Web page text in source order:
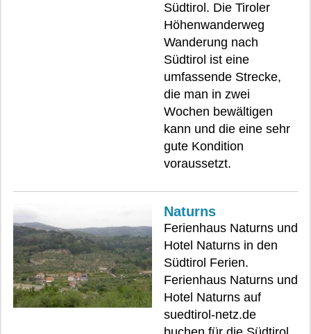
Südtirol. Die Tiroler
Höhenwanderweg
Wanderung nach
Südtirol ist eine
umfassende Strecke,
die man in zwei
Wochen bewältigen
kann und die eine sehr
gute Kondition
voraussetzt.
Naturns
Ferienhaus Naturns und
Hotel Naturns in den
Südtirol Ferien.
Ferienhaus Naturns und
Hotel Naturns auf
suedtirol-netz.de